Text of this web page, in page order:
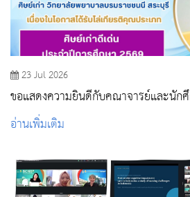
23 Jul 2026
ขอแสดงความยินดีกับคณาจารย์และนักศึ
รางวัลในพิธีไหว้ครู สถาบันพระบรมราช
2569
อ่านเพิ่มเติม